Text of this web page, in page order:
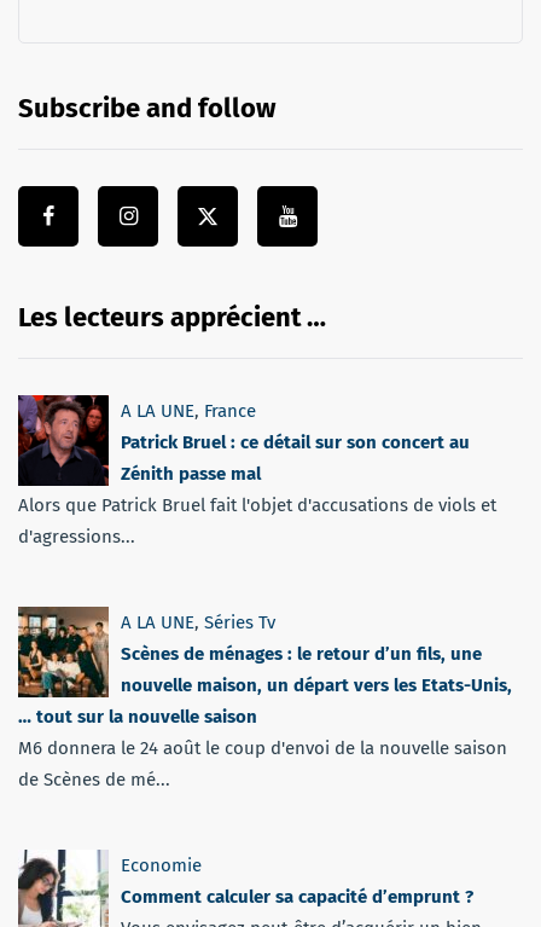
Subscribe and follow
Les lecteurs apprécient …
A LA UNE, France
Patrick Bruel : ce détail sur son concert au
Zénith passe mal
Alors que Patrick Bruel fait l'objet d'accusations de viols et
d'agressions...
A LA UNE, Séries Tv
Scènes de ménages : le retour d’un fils, une
nouvelle maison, un départ vers les Etats-Unis,
… tout sur la nouvelle saison
M6 donnera le 24 août le coup d'envoi de la nouvelle saison
de Scènes de mé...
Economie
Comment calculer sa capacité d’emprunt ?